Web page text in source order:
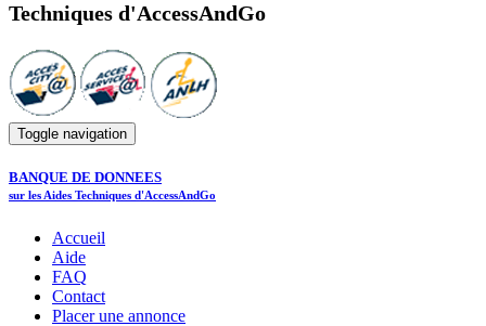
Techniques d'AccessAndGo
Toggle navigation
BANQUE DE DONNEES
sur les Aides Techniques d'AccessAndGo
Accueil
Aide
FAQ
Contact
Placer une annonce